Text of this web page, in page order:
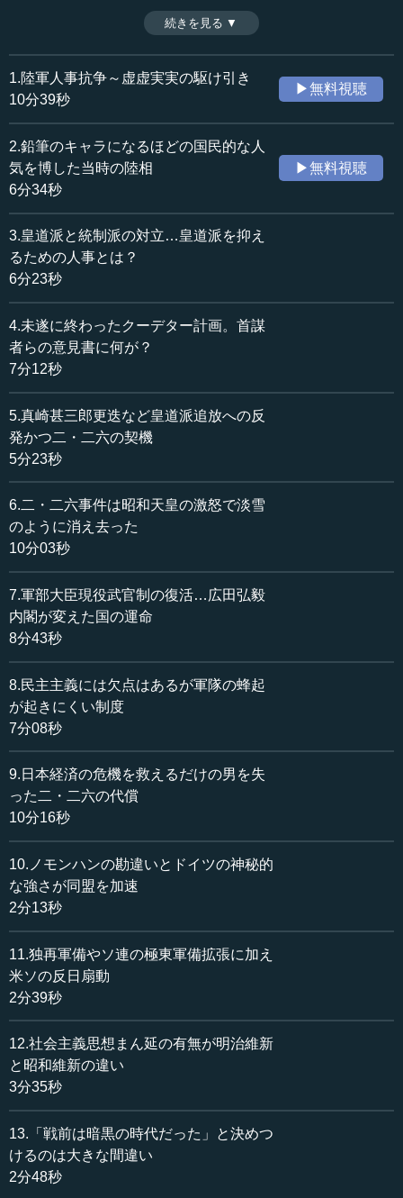
連は五カ年計画で工業化と近代化を推し進め、極東での軍
備を拡張したのみならず、コミンテルンが思想戦でシナを
反日に煽り立て、アメリカではプロテスタント教会の牧師
たちを通じて、シナで民族自決の美名のもとに反日運動を
煽り、満洲の独立に徹底的に反対した。上智大学名誉教
収録日：2015年1月19日
追加日：2015年9月3日
カテゴリー：
≪全文≫
二・二六事件と前後して、国際情勢も急速に変わりつつ
あった。
第一次世界大戦に敗れたドイツは、ベルサイユ条約で全
植民地と本土の約１割を失い、陸軍兵力１０万人以下、海
軍の大幅な削減、航空機および戦車、潜水艦の保有禁止な
ど軍備を厳しく制限されたほか、１３２０億金マルクとい
う膨大な賠償金を支払わなければならなくなった。
さらに、ベルサイユ条約調印後、ラインラント（ドイツ
るために、１９２５年（大正１４）１２月にロカルノ条約
が調印された。同条約のうち、ドイツ、ベルギー、フラン
ス、イギリス、イタリアの五カ国で結ばれたライン協定で
は、ラインラントの現状維持や不可侵などの集団的安全保
ところが世界恐慌下、このような苦境に対してドイツ国
内の反発が急速に高まる。この気運を捉えたヒトラー率い
るナチス（国家社会主義ドイツ労働者党）は、昭和７年
（１９３２）７月の選挙で国会の第一党となる。そして、
翌昭和８年（１９３３）１月に、ヒトラーは首相となる。
さらにその翌年（昭和９年〈１９３４〉）８月には総統と
ヒトラーは国家社会主義的な統制経済で経済を立て直し
つつ、次々と強硬策を打ち出していく。昭和１０年（１９
３５）３月には再軍備宣言を行ない、二・二六事件が起こ
破棄を宣言し、ラインラントに進駐したのである。
一方、ソ連は五カ年計画で工業化と近代化を推し進め、
極東での軍備を拡張したのみならず、コミンテルン（共産
主義インターナショナル）が思想戦でシナを反日に煽り立
てた。先にも述べたように、アメリカもプロテスタント教
会の牧師たちを通じて、シナで民族自決の美名のもとに反
結局のところ、当時、日本にとってシナ問題はソ連問題
であり、アメリカ問題だったのである。
続きを見る ▼
1.陸軍人事抗争～虚虚実実の駆け引き
10分39秒
▶無料視聴
2.鉛筆のキャラになるほどの国民的な人
気を博した当時の陸相
6分34秒
▶無料視聴
3.皇道派と統制派の対立…皇道派を抑え
るための人事とは？
6分23秒
4.未遂に終わったクーデター計画。首謀
者らの意見書に何が？
7分12秒
5.真崎甚三郎更迭など皇道派追放への反
発かつ二・二六の契機
5分23秒
6.二・二六事件は昭和天皇の激怒で淡雪
のように消え去った
10分03秒
7.軍部大臣現役武官制の復活…広田弘毅
内閣が変えた国の運命
8分43秒
8.民主主義には欠点はあるが軍隊の蜂起
が起きにくい制度
7分08秒
9.日本経済の危機を救えるだけの男を失
った二・二六の代償
10分16秒
10.ノモンハンの勘違いとドイツの神秘的
な強さが同盟を加速
2分13秒
11.独再軍備やソ連の極東軍備拡張に加え
米ソの反日扇動
2分39秒
12.社会主義思想まん延の有無が明治維新
と昭和維新の違い
3分35秒
13.「戦前は暗黒の時代だった」と決めつ
けるのは大きな間違い
2分48秒